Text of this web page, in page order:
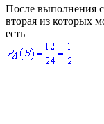
После выполнения
вторая из которых
есть